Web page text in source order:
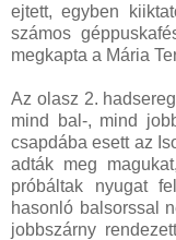
ejtett, egyben
számos
megkapta a Mária
Az olasz 2.
mind bal-, mind
csapdába esett az
adták meg
próbáltak nyugat
hasonló balsorssal
jobbszárny